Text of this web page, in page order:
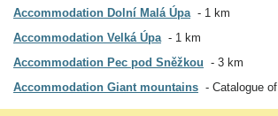
Accommodation Dolní Malá Úpa
1 km
Accommodation Velká Úpa
1 km
Accommodation Pec pod Sněžkou
3 km
Accommodation Giant mountains
Catalogue